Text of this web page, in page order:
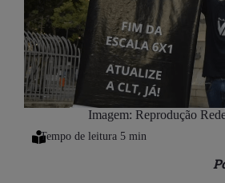
Imagem: Reprodução